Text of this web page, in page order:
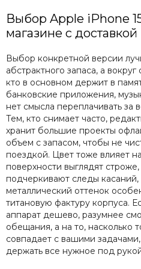
Выбор Apple iPhone
магазине с
Выбор конкретной версии
абстрактного запаса, а
кто в основном держит в
банковские приложения,
нет смысла переплачивать
Тем, кто снимает часто,
хранит большие проекты
объем с запасом, чтобы не
поездкой. Цвет тоже влияет
поверхности выглядят
подчеркивают следы касаний,
металлический оттенок
титановую фактуру корпуса.
аппарат дешево, разумнее
обещания, а на то, насколько
совпадает с вашими
держать все нужное под